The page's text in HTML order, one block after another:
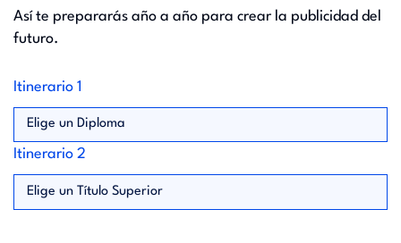
Así te prepararás año a año para crear la publicidad del
futuro.
Itinerario 1
Elige un Diploma
Itinerario 2
Elige un Título Superior